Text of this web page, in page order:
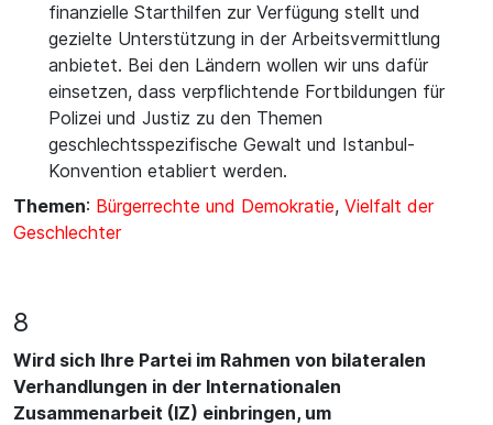
finanzielle Starthilfen zur Verfügung stellt und
gezielte Unterstützung in der Arbeitsvermittlung
anbietet. Bei den Ländern wollen wir uns dafür
einsetzen, dass verpflichtende Fortbildungen für
Polizei und Justiz zu den Themen
geschlechtsspezifische Gewalt und Istanbul-
Konvention etabliert werden.
Themen: Bürgerrechte und Demokratie, Vielfalt der
Geschlechter
8
Wird sich Ihre Partei im Rahmen von bilateralen
Verhandlungen in der Internationalen
Zusammenarbeit (IZ) einbringen, um